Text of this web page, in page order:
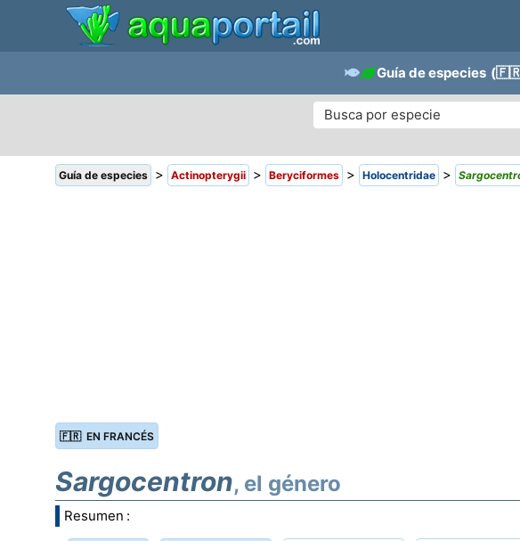
Guía de especies
Guía de especies > Actinopterygii > Beryciformes > Holocentridae >
🇫🇷 EN FRANCÉS
Sargocentron, el género
Resumen :